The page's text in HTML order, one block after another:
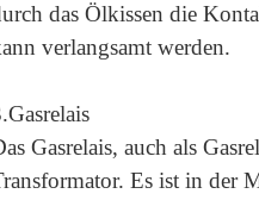
das Ölkissen die
verlangsamt werden.
Gasrelais
Gasrelais, auch als
Es ist in der